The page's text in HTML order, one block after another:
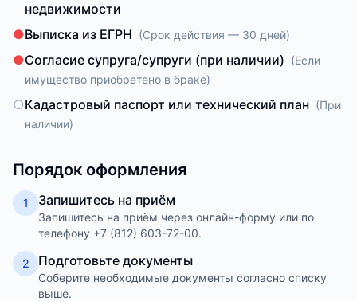
недвижимости
●Выписка из ЕГРН (Срок действия — 30 дней)
●Согласие супруга/супруги (при наличии) (Если
имущество приобретено в браке)
○Кадастровый паспорт или технический план (При
наличии)
Порядок оформления
1 Запишитесь на приём
Запишитесь на приём через онлайн-форму или по
телефону +7 (812) 603-72-00.
2 Подготовьте документы
Соберите необходимые документы согласно списку
выше.